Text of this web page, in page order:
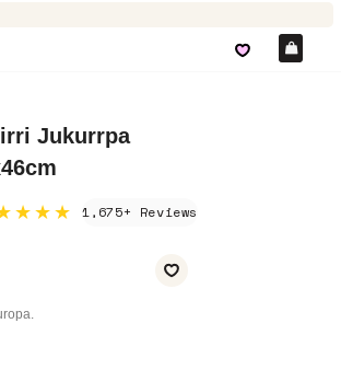
Jukurrpa
1,675+ Reviews